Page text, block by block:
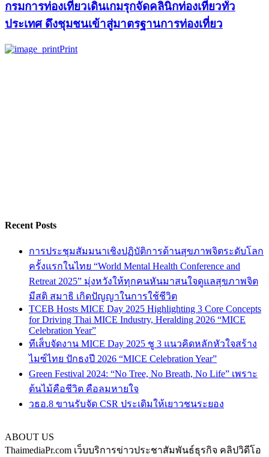
กรมการท่องเที่ยวเดินเกมรุกจัดคลินิกท่องเที่ยวทั่ว
ประเทศ ดึงชุมชนเข้าสู่มาตรฐานการท่องเที่ยว
Print
Recent Posts
การประชุมสัมมนาเชิงปฏิบัติการด้านสุขภาพจิตระดับโลก
ครั้งแรกในไทย “World Mental Health Conference and
Retreat 2025” มุ่งหวังให้ทุกคนหันมาสนใจดูแลสุขภาพจิต
มีสติ สมาธิ เกิดปัญญาในการใช้ชีวิต
TCEB Hosts MICE Day 2025 Highlighting 3 Core Concepts
for Driving Thai MICE Industry, Heralding 2026 “MICE
Celebration Year”
ทีเส็บจัดงาน MICE Day 2025 ชู 3 แนวคิดหลักหัวใจสร้าง
ไมซ์ไทย ปักธงปี 2026 “MICE Celebration Year”
Green Festival 2024: “No Tree, No Breath, No Life” เพราะ
ต้นไม้คือชีวิต คือลมหายใจ
วธอ.8 ขานรับจัด CSR ประเดิมให้เยาวชนระยอง
ABOUT US
ThaimediaPr.com เว็บบริการข่าวประชาสัมพันธ์ธุรกิจ คลิปวิดีโอ